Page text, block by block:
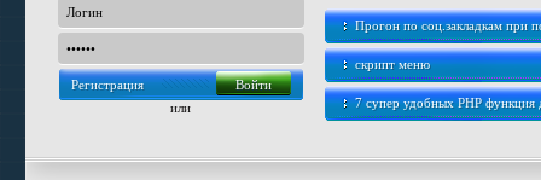
Регистрация
или
Прогон по соц.закладкам при
скрипт меню
7 супер удобных PHP функция